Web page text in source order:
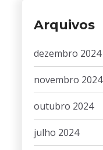
Arquivos
dezembro 2024
novembro 2024
outubro 2024
julho 2024